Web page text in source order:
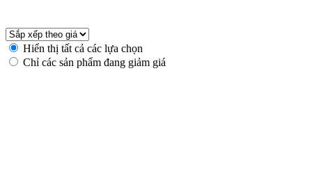
Hiển thị tất cả các lựa chọn
Chỉ các sản phẩm đang giảm giá